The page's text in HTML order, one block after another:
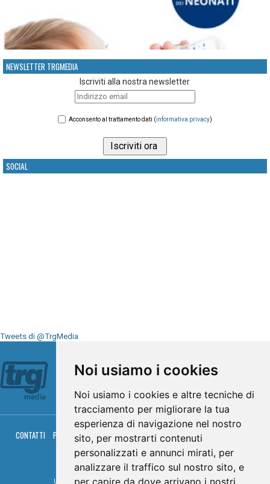
Noi usiamo i cookies
Noi usiamo i cookies e altre tecniche di
tracciamento per migliorare la tua
esperienza di navigazione nel nostro
sito, per mostrarti contenuti
personalizzati e annunci mirati, per
analizzare il traffico sul nostro sito, e
per capire da dove arrivano i nostri
NEWSLETTER TRGMEDIA
Iscriviti alla nostra newsletter
Acconsento al trattamento dati (informativa privacy)
SOCIAL
Tweets di @TrgMedia
CONTATTI PRIVACY COOKIES PALINSESTO DIRETTA TV
RGM HITRADIO
© TRG Media 2005-2026
Umbria Televisioni s.r.l. - P.I.00496230541 -www.trgmedia.it- Powered by